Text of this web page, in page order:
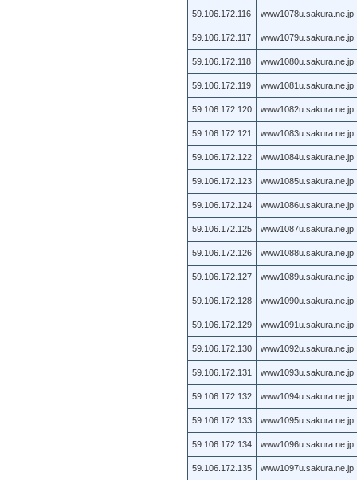
59.106.172.116 www1078u.sakura.ne.jp
59.106.172.117 www1079u.sakura.ne.jp
59.106.172.118 www1080u.sakura.ne.jp
59.106.172.119 www1081u.sakura.ne.jp
59.106.172.120 www1082u.sakura.ne.jp
59.106.172.121 www1083u.sakura.ne.jp
59.106.172.122 www1084u.sakura.ne.jp
59.106.172.123 www1085u.sakura.ne.jp
59.106.172.124 www1086u.sakura.ne.jp
59.106.172.125 www1087u.sakura.ne.jp
59.106.172.126 www1088u.sakura.ne.jp
59.106.172.127 www1089u.sakura.ne.jp
59.106.172.128 www1090u.sakura.ne.jp
59.106.172.129 www1091u.sakura.ne.jp
59.106.172.130 www1092u.sakura.ne.jp
59.106.172.131 www1093u.sakura.ne.jp
59.106.172.132 www1094u.sakura.ne.jp
59.106.172.133 www1095u.sakura.ne.jp
59.106.172.134 www1096u.sakura.ne.jp
59.106.172.135 www1097u.sakura.ne.jp